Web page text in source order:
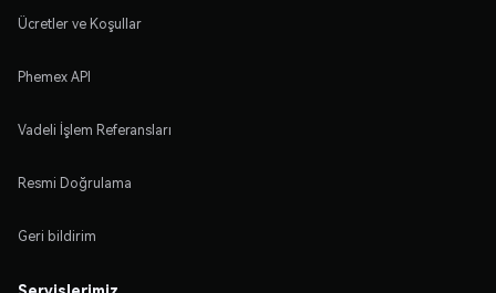
Ücretler ve Koşullar
Phemex API
Vadeli İşlem Referansları
Resmi Doğrulama
Geri bildirim